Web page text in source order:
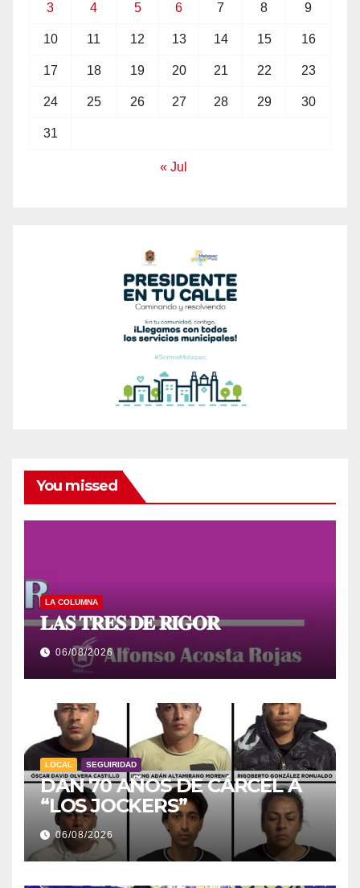
3 4 5 6 7 8 9
10 11 12 13 14 15 16
17 18 19 20 21 22 23
24 25 26 27 28 29 30
31
« Jul
You missed
LA COLUMNA
𝐋𝐀𝐒 𝐓𝐑𝐄𝐒 𝐃𝐄 𝐑𝐈𝐆𝐎𝐑
06/08/2026
LOCAL SEGUIRIDAD
DAN 70 AÑOS DE CÁRCEL A
“LOS JOCKERS”
06/08/2026